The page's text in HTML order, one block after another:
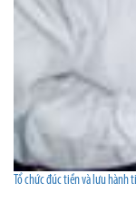
Tổ chức đúc tiền và lưu hành